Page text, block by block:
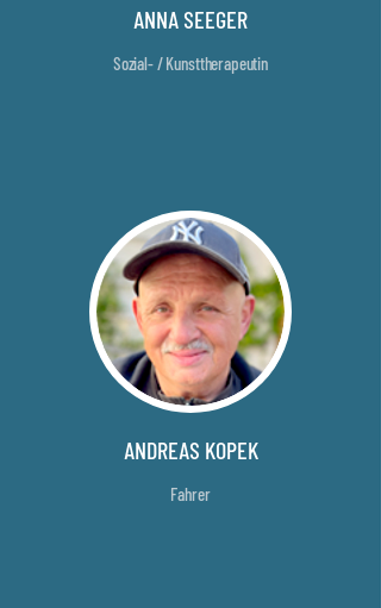
ANNA SEEGER
Sozial- / Kunsttherapeutin
ANDREAS KOPEK
Fahrer